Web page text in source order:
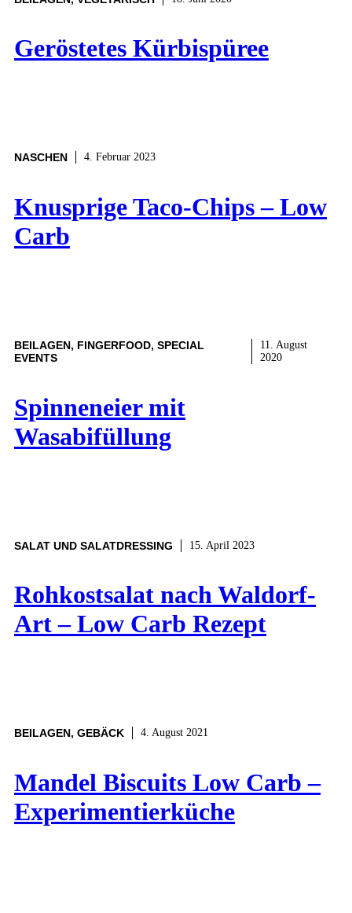
Geröstetes Kürbispüree
NASCHEN 4. Februar 2023
Knusprige Taco-Chips – Low
Carb
BEILAGEN, FINGERFOOD, SPECIAL
EVENTS
11. August
2020
Spinneneier mit
Wasabifüllung
SALAT UND SALATDRESSING 15. April 2023
Rohkostsalat nach Waldorf-
Art – Low Carb Rezept
BEILAGEN, GEBÄCK 4. August 2021
Mandel Biscuits Low Carb –
Experimentierküche